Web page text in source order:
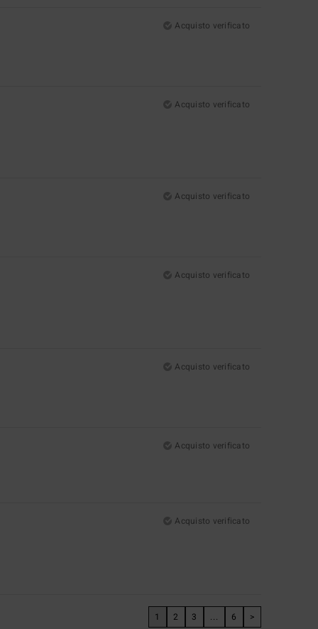
Acquisto verificato
Acquisto verificato
Acquisto verificato
Acquisto verificato
Acquisto verificato
Acquisto verificato
Acquisto verificato
1 2 3 ... 6 >